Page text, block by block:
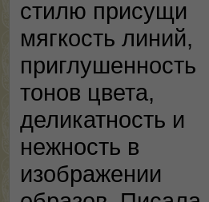
стилю присущи
мягкость линий,
приглушенность
тонов цвета,
деликатность и
нежность в
изображении